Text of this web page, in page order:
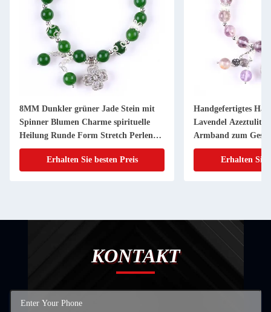
8MM Dunkler grüner Jade Stein mit
Spinner Blumen Charme spirituelle
Heilung Runde Form Stretch Perlen
Armband
Erhalten Sie besten Preis
Handgefertigtes
Lavendel Azeztulit
Armband zum
Erhalten Sie
KONTAKT